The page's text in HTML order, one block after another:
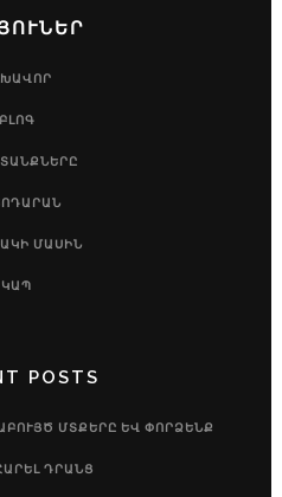
ԲԼՈԳ
ՄԱՍԻՆ
ԿԱՊ
POSTS
ՄՏՔԵՐԸ ԵՎ ՓՈՐՁԵՆՔ
ԴՐԱՆՑ